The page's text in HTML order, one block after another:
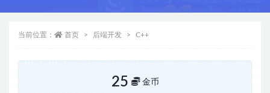
当前位置： 首页 后端开发 C++
25 金币